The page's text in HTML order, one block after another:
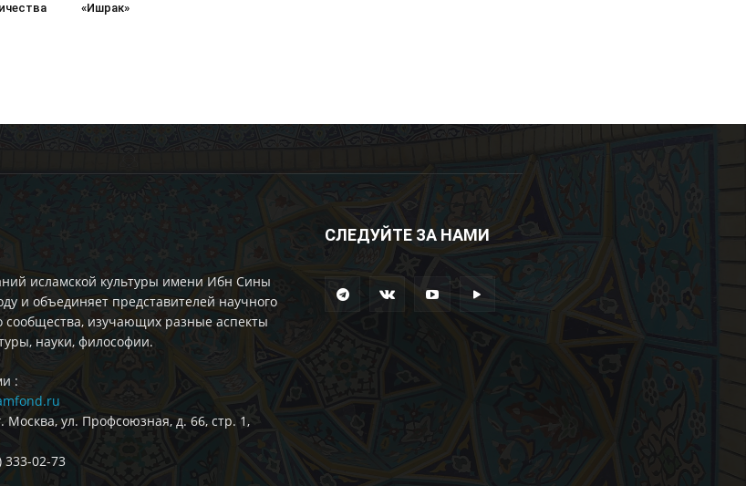
«Ишрак»
исламской культуры имени Ибн Сины
и объединяет представителей научного
сообщества, изучающих разные аспекты
науки, философии.
:
Москва, ул. Профсоюзная, д. 66, стр. 1,
333-02-73
СЛЕДУЙТЕ ЗА НАМИ